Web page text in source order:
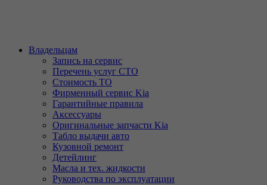
Владельцам
Запись на сервис
Перечень услуг СТО
Стоимость ТО
Фирменный сервис Kia
Гарантийные правила
Аксессуары
Оригинальные запчасти Kia
Табло выдачи авто
Кузовной ремонт
Детейлинг
Масла и тех. жидкости
Руководства по эксплуатации